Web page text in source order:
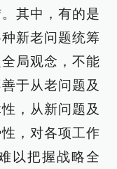
其中，有的是
新老问题统筹
局观念，不能
于从老问题及
，从新问题及
，对各项工作
以把握战略全